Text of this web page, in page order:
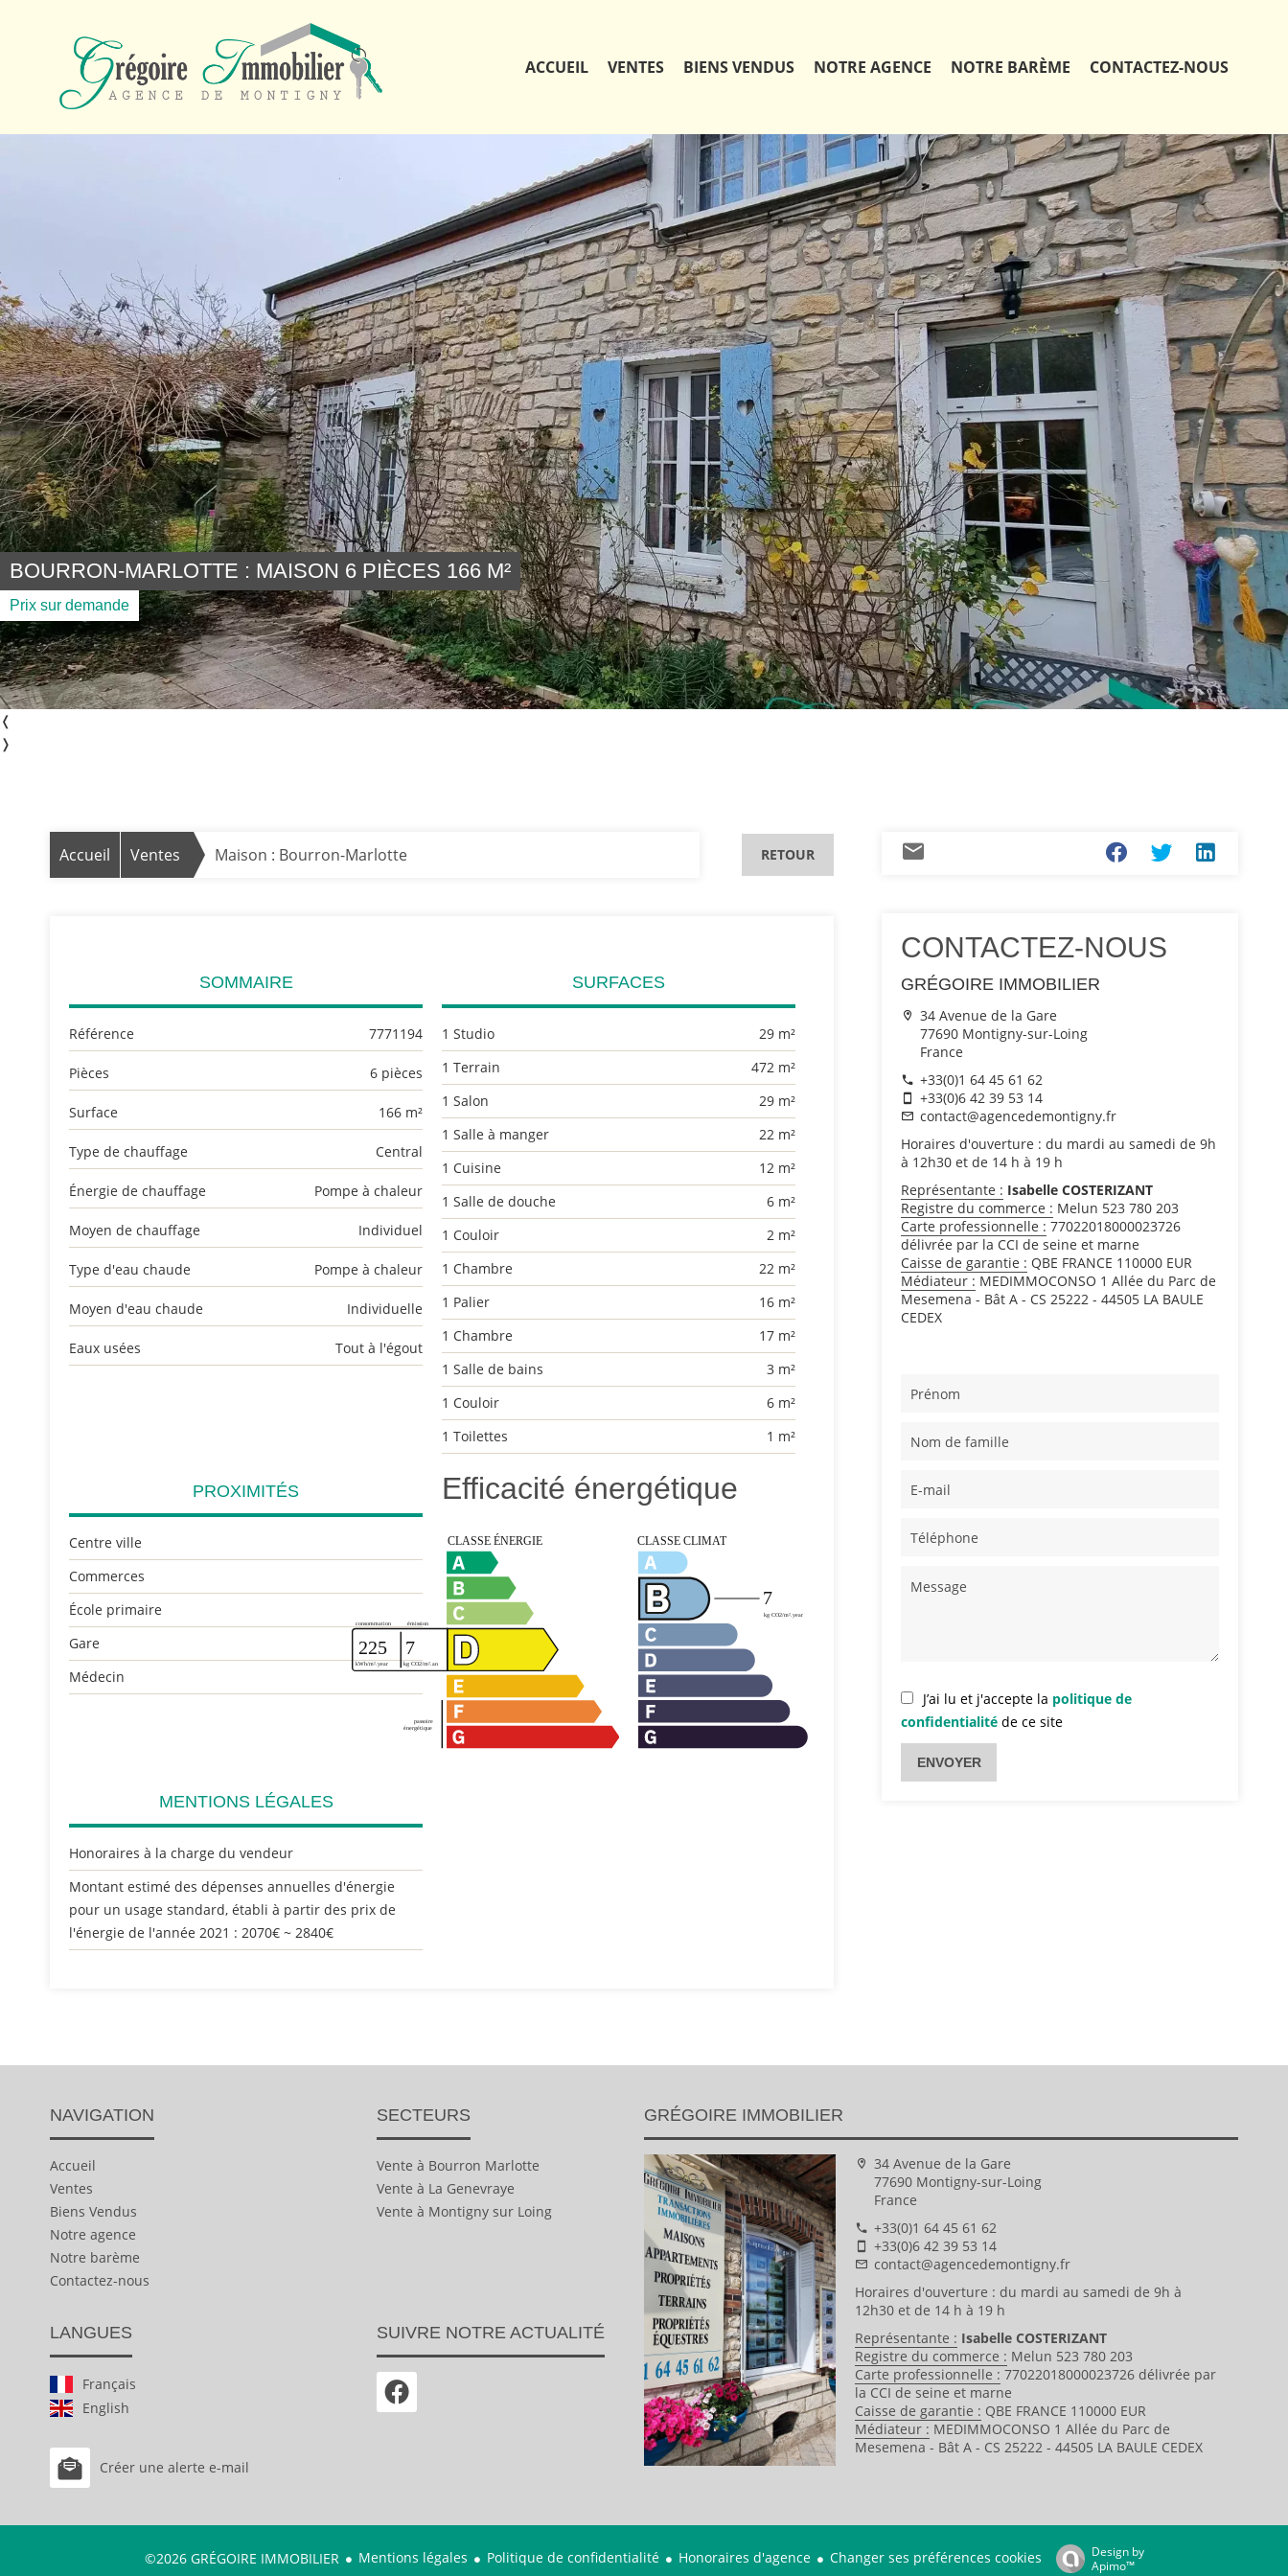
ACCUEIL VENTES BIENS VENDUS NOTRE AGENCE NOTRE BARÈME CONTACTEZ-NOUS
❬
❭
BOURRON-MARLOTTE : MAISON 6 PIÈCES 166 M²
Prix sur demande
Accueil Ventes Maison : Bourron-Marlotte RETOUR
SOMMAIRE
Référence 7771194
Pièces 6 pièces
Surface 166 m²
Type de chauffage Central
Énergie de chauffage Pompe à chaleur
Moyen de chauffage Individuel
Type d'eau chaude Pompe à chaleur
Moyen d'eau chaude Individuelle
Eaux usées Tout à l'égout
SURFACES
1 Studio
29 m²
1 Terrain
472 m²
1 Salon
29 m²
1 Salle à manger
22 m²
1 Cuisine
12 m²
1 Salle de douche
6 m²
1 Couloir
2 m²
1 Chambre
22 m²
1 Palier
16 m²
1 Chambre
17 m²
1 Salle de bains
3 m²
1 Couloir
6 m²
1 Toilettes
1 m²
PROXIMITÉS
Centre ville
Commerces
École primaire
Gare
Médecin
Efficacité énergétique
MENTIONS LÉGALES
Honoraires à la charge du vendeur
Montant estimé des dépenses annuelles d'énergie
pour un usage standard, établi à partir des prix de
l'énergie de l'année 2021 : 2070€ ~ 2840€
CONTACTEZ-NOUS
GRÉGOIRE IMMOBILIER
34 Avenue de la Gare
77690 Montigny-sur-Loing
France
+33(0)1 64 45 61 62
+33(0)6 42 39 53 14
contact@agencedemontigny.fr
Horaires d'ouverture : du mardi au samedi de 9h
à 12h30 et de 14 h à 19 h
Représentante : Isabelle COSTERIZANT
Registre du commerce : Melun 523 780 203
Carte professionnelle : 77022018000023726
délivrée par la CCI de seine et marne
Caisse de garantie : QBE FRANCE 110000 EUR
Médiateur : MEDIMMOCONSO 1 Allée du Parc de
Mesemena - Bât A - CS 25222 - 44505 LA BAULE
CEDEX
J’ai lu et j'accepte la politique de
confidentialité de ce site
ENVOYER
NAVIGATION
Accueil
Ventes
Biens Vendus
Notre agence
Notre barème
Contactez-nous
SECTEURS
Vente à Bourron Marlotte
Vente à La Genevraye
Vente à Montigny sur Loing
LANGUES
Français
English
SUIVRE NOTRE ACTUALITÉ
Créer une alerte e-mail
GRÉGOIRE IMMOBILIER
34 Avenue de la Gare
77690 Montigny-sur-Loing
France
+33(0)1 64 45 61 62
+33(0)6 42 39 53 14
contact@agencedemontigny.fr
Horaires d'ouverture : du mardi au samedi de 9h à
12h30 et de 14 h à 19 h
Représentante : Isabelle COSTERIZANT
Registre du commerce : Melun 523 780 203
Carte professionnelle : 77022018000023726 délivrée par
la CCI de seine et marne
Caisse de garantie : QBE FRANCE 110000 EUR
Médiateur : MEDIMMOCONSO 1 Allée du Parc de
Mesemena - Bât A - CS 25222 - 44505 LA BAULE CEDEX
©2026 GRÉGOIRE IMMOBILIER Mentions légales Politique de confidentialité Honoraires d'agence Changer ses préférences cookies
Design by
Apimo™